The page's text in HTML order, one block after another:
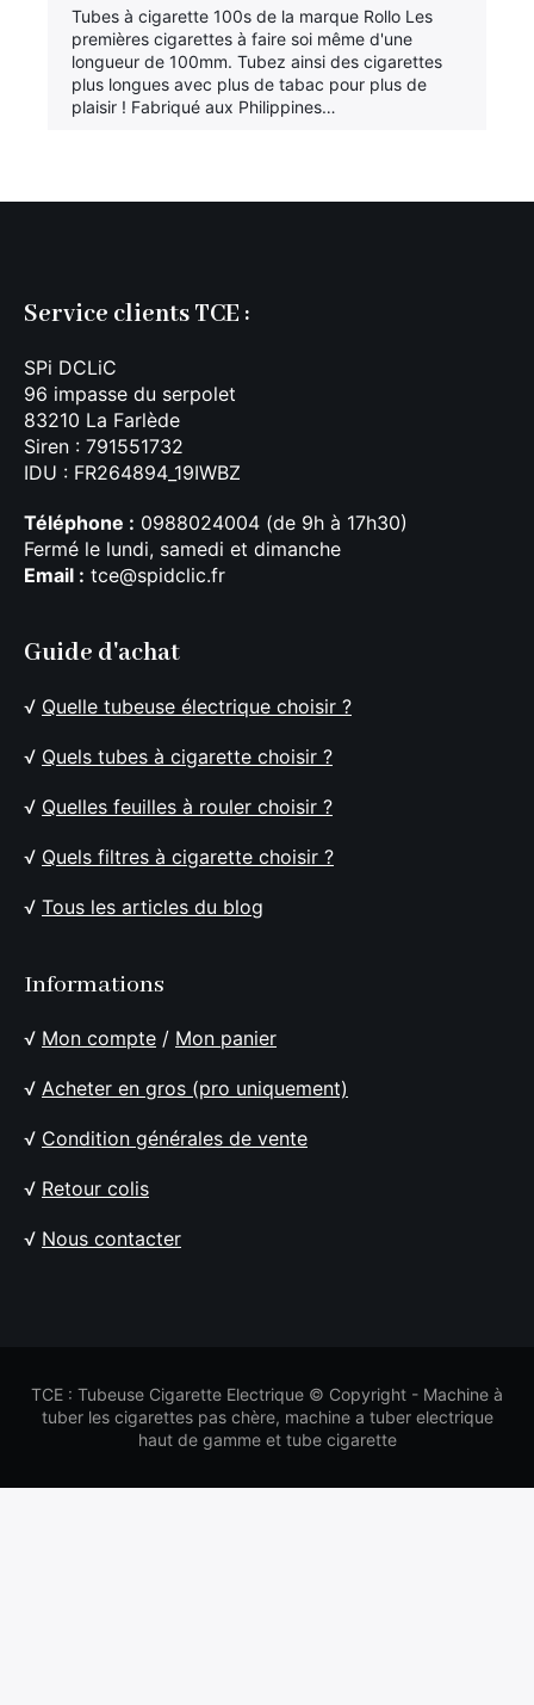
Tubes à cigarette 100s de la marque Rollo Les
premières cigarettes à faire soi même d'une
longueur de 100mm. Tubez ainsi des cigarettes
plus longues avec plus de tabac pour plus de
plaisir ! Fabriqué aux Philippines…
Service clients TCE :
SPi DCLiC
96 impasse du serpolet
83210 La Farlède
Siren : 791551732
IDU : FR264894_19IWBZ
Téléphone : 0988024004 (de 9h à 17h30)
Fermé le lundi, samedi et dimanche
Email : tce@spidclic.fr
Guide d'achat
√ Quelle tubeuse électrique choisir ?
√ Quels tubes à cigarette choisir ?
√ Quelles feuilles à rouler choisir ?
√ Quels filtres à cigarette choisir ?
√ Tous les articles du blog
Informations
√ Mon compte / Mon panier
√ Acheter en gros (pro uniquement)
√ Condition générales de vente
√ Retour colis
√ Nous contacter
TCE : Tubeuse Cigarette Electrique © Copyright - Machine à
tuber les cigarettes pas chère, machine a tuber electrique
haut de gamme et tube cigarette